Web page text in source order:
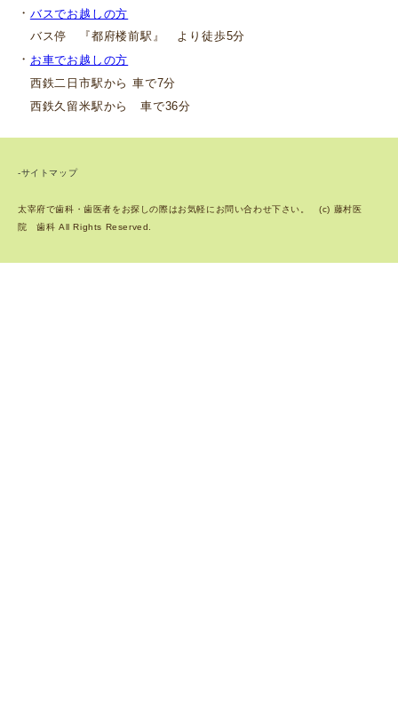
・ バスでお越しの方
バス停 『都府楼前駅』 より徒歩5分
・ お車でお越しの方
西鉄二日市駅から 車で7分
西鉄久留米駅から 車で36分
-サイトマップ
太宰府で歯科・歯医者をお探しの際はお気軽にお問い合わせ下さい。 (c) 藤村医
院 歯科 All Rights Reserved.